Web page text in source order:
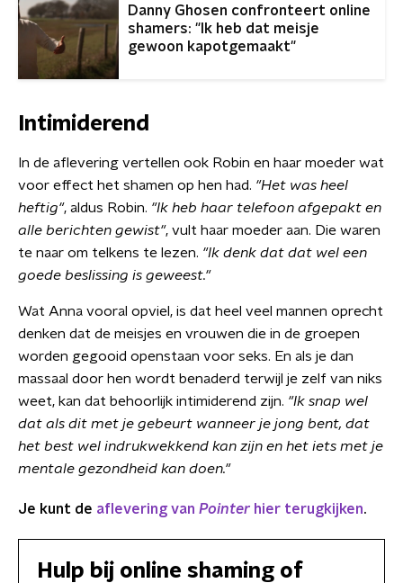
Danny Ghosen confronteert online
shamers: "Ik heb dat meisje
gewoon kapotgemaakt"
Intimiderend
In de aflevering vertellen ook Robin en haar moeder wat
voor effect het shamen op hen had. "Het was heel
heftig", aldus Robin. "Ik heb haar telefoon afgepakt en
alle berichten gewist", vult haar moeder aan. Die waren
te naar om telkens te lezen. "Ik denk dat dat wel een
goede beslissing is geweest."
Wat Anna vooral opviel, is dat heel veel mannen oprecht
denken dat de meisjes en vrouwen die in de groepen
worden gegooid openstaan voor seks. En als je dan
massaal door hen wordt benaderd terwijl je zelf van niks
weet, kan dat behoorlijk intimiderend zijn. "Ik snap wel
dat als dit met je gebeurt wanneer je jong bent, dat
het best wel indrukwekkend kan zijn en het iets met je
mentale gezondheid kan doen."
Je kunt de aflevering van Pointer hier terugkijken.
Hulp bij online shaming of